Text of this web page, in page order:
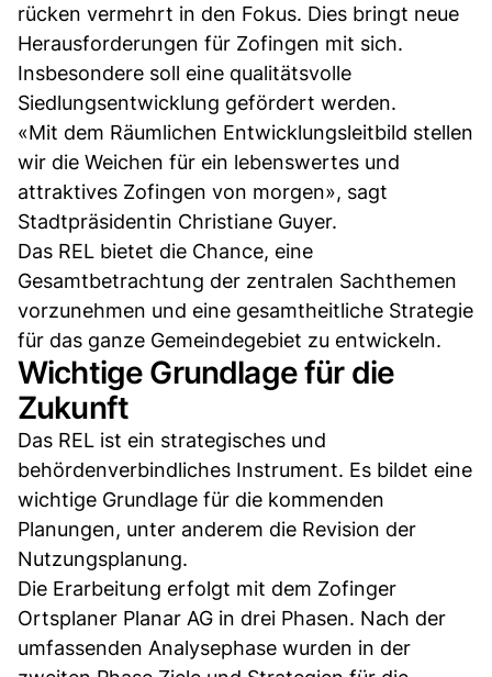
rücken vermehrt in den Fokus. Dies bringt neue
Herausforderungen für Zofingen mit sich.
Insbesondere soll eine qualitätsvolle
Siedlungsentwicklung gefördert werden.
«Mit dem Räumlichen Entwicklungsleitbild stellen
wir die Weichen für ein lebenswertes und
attraktives Zofingen von morgen», sagt
Stadtpräsidentin Christiane Guyer.
Das REL bietet die Chance, eine
Gesamtbetrachtung der zentralen Sachthemen
vorzunehmen und eine gesamtheitliche Strategie
für das ganze Gemeindegebiet zu entwickeln.
Wichtige Grundlage für die
Zukunft
Das REL ist ein strategisches und
behördenverbindliches Instrument. Es bildet eine
wichtige Grundlage für die kommenden
Planungen, unter anderem die Revision der
Nutzungsplanung.
Die Erarbeitung erfolgt mit dem Zofinger
Ortsplaner Planar AG in drei Phasen. Nach der
umfassenden Analysephase wurden in der